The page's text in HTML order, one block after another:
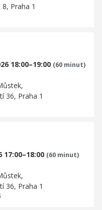
Praha 1
18:00–19:00 (60 minut)
36, Praha 1
17:00–18:00 (60 minut)
36, Praha 1